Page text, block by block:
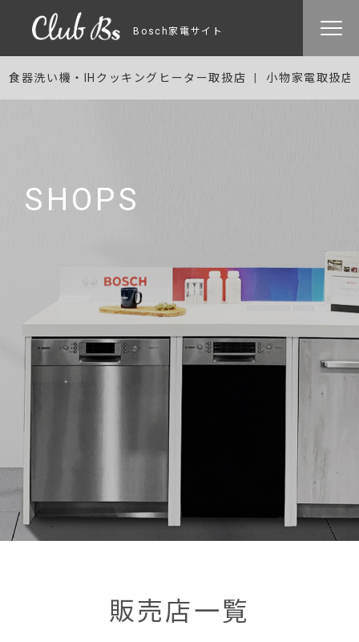
Bosch家電サイト
食器洗い機・IHクッキングヒーター取扱店 小物家電取扱店
SHOPS
販売店一覧